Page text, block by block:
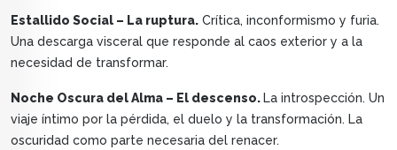
Estallido Social – La ruptura. Crítica, inconformismo y furia.
Una descarga visceral que responde al caos exterior y a la
necesidad de transformar.
Noche Oscura del Alma – El descenso. La introspección. Un
viaje íntimo por la pérdida, el duelo y la transformación. La
oscuridad como parte necesaria del renacer.